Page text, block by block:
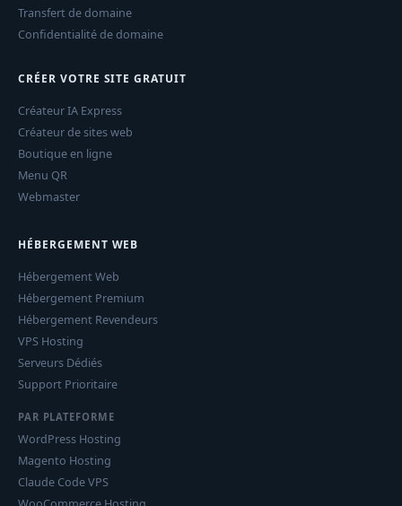
Transfert de domaine
Confidentialité de domaine
CRÉER VOTRE SITE GRATUIT
Créateur IA Express
Créateur de sites web
Boutique en ligne
Menu QR
Webmaster
HÉBERGEMENT WEB
Hébergement Web
Hébergement Premium
Hébergement Revendeurs
VPS Hosting
Serveurs Dédiés
Support Prioritaire
PAR PLATEFORME
WordPress Hosting
Magento Hosting
Claude Code VPS